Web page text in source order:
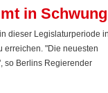
in Schwung
dieser Legislaturperiode
erreichen. "Die neuesten
so Berlins Regierender